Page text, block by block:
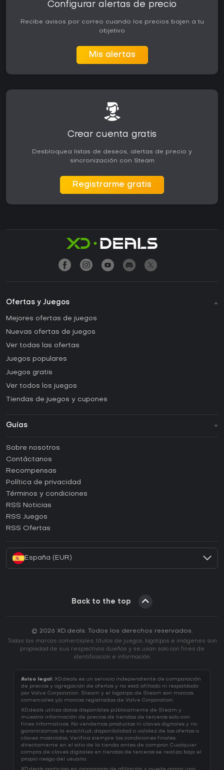
Configurar alertas de precio
Recibe avisos por correo cuando los precios bajen a tu
objetivo
Mis alertas
Crear cuenta gratis
Desbloquea listas de deseos, alertas de precio y
sincronización con Steam
Registrarme gratis
Ofertas y Juegos
Mejores ofertas de juegos
Nuevas ofertas de juegos
Ver todas las ofertas
Juegos populares
Juegos gratis
Ver todos los juegos
Tiendas de juegos y cupones
Guías
Guías y tutoriales
¿Cómo activar una CD Key de Steam?
¿Cómo activar una CD Key de Epic Games?
¿Cómo activar una CD Key de GOG?
¿Cómo activar una CD Key de Ubisoft Connect?
Sobre nosotros
Contáctanos
Recompensas
Política de privacidad
Términos y condiciones
RSS Noticias
RSS Juegos
RSS Ofertas
España (EUR)
Back to the top
© 2026 XD.deals. Todos los derechos reservados.
Todas las marcas comerciales, títulos de juegos, logotipos e imágenes son
propiedad de sus respectivos dueños y se usan solo con fines de
identificación e información.
Aviso legal: XD.deals es un servicio independiente de comparación
de precios y agregación de ofertas y no está afiliado ni respaldado
por Valve Corporation. Steam y el logotipo de Steam son marcas
comerciales y/o marcas registradas de Valve Corporation.
XD.deals utiliza datos disponibles públicamente de Steam y
muestra información de precios de tiendas de terceros solo con
fines informativos. No vendemos productos ni claves digitales y no
garantizamos la exactitud, disponibilidad o validez de las ofertas o
claves mostradas. Verifica siempre las condiciones finales
directamente en el sitio de la tienda antes de comprar. Cualquier
compra de claves digitales en tiendas de terceros se realiza bajo el
propio riesgo del usuario.